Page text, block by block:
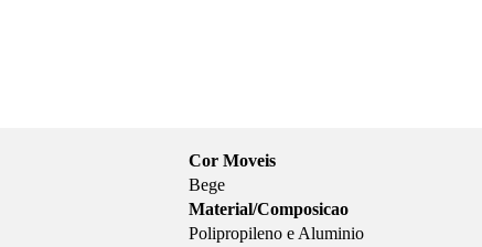
Cor Moveis
Bege
Material/Composicao
Polipropileno e Aluminio